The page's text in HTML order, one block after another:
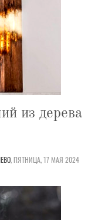
из дерева
,ПЯТНИЦА, 17 МАЯ 2024